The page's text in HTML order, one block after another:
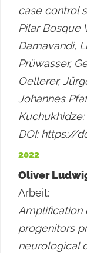
case control
Pilar Bosque
Damavandi,
Prüwasser,
Oellerer,
Johannes
Kuchukhidze:
DOI: https://
2022
Oliver
Arbeit:
Amplification
progenitors
neurological